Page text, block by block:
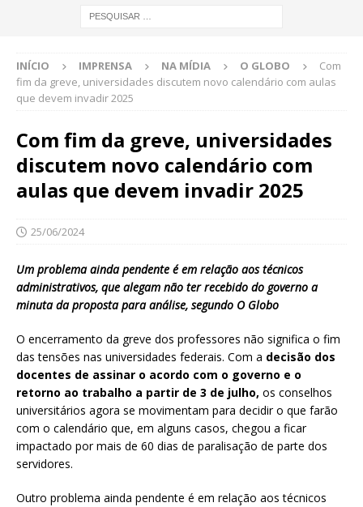
INÍCIO IMPRENSA NA MÍDIA O GLOBO
Com
fim da greve, universidades discutem novo calendário com aulas
que devem invadir 2025
Com fim da greve, universidades
discutem novo calendário com
aulas que devem invadir 2025
25/06/2024
Um problema ainda pendente é em relação aos técnicos
administrativos, que alegam não ter recebido do governo a
minuta da proposta para análise, segundo O Globo
O encerramento da greve dos professores não significa o fim
das tensões nas universidades federais. Com a decisão dos
docentes de assinar o acordo com o governo e o
retorno ao trabalho a partir de 3 de julho, os conselhos
universitários agora se movimentam para decidir o que farão
com o calendário que, em alguns casos, chegou a ficar
impactado por mais de 60 dias de paralisação de parte dos
servidores.
Outro problema ainda pendente é em relação aos técnicos